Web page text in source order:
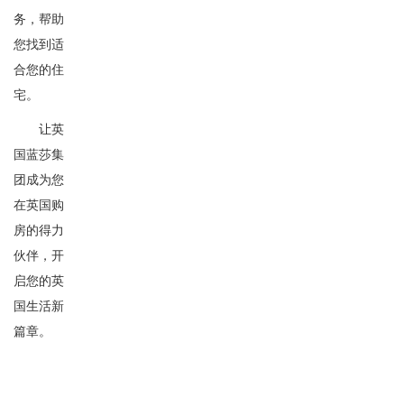
务，帮助
您找到适
合您的住
宅。
让英
国蓝莎集
团成为您
在英国购
房的得力
伙伴，开
启您的英
国生活新
篇章。